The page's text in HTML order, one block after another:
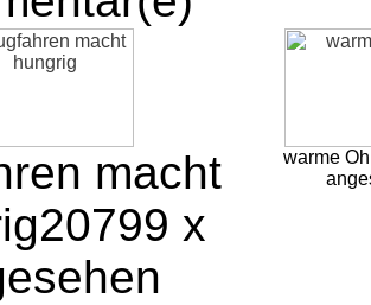
macht
20799 x
warme